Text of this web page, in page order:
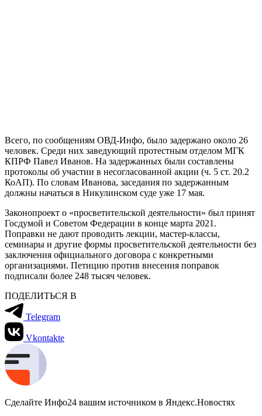
Всего, по сообщениям ОВД-Инфо, было задержано около 26
человек. Среди них заведующий протестным отделом МГК
КПРФ Павел Иванов. На задержанных были составлены
протоколы об участии в несогласованной акции (ч. 5 ст. 20.2
КоАП). По словам Иванова, заседания по задержанным
должны начаться в Никулинском суде уже 17 мая.
Законопроект о «просветительской деятельности» был принят
Госдумой и Советом Федерации в конце марта 2021.
Поправки не дают проводить лекции, мастер-классы,
семинары и другие формы просветительской деятельности без
заключения официального договора с конкретными
организациями. Петицию против внесения поправок
подписали более 248 тысяч человек.
ПОДЕЛИТЬСЯ В
Telegram
Vkontakte
Сделайте Инфо24 вашим источником в Яндекс.Новостях